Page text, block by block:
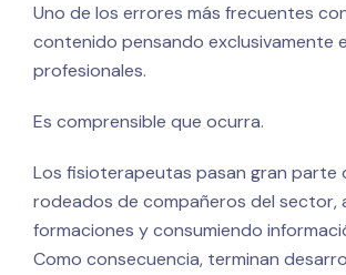
Uno de los errores más frecuentes
contenido pensando exclusivamente
profesionales.
Es comprensible que ocurra.
Los fisioterapeutas pasan gran parte
rodeados de compañeros del sector,
formaciones y consumiendo
Como consecuencia, terminan